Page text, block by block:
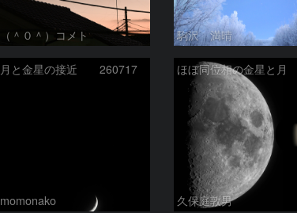
（＾０＾）コメト 駒沢 満晴
月と金星の接近 260717
momonako
ほぼ同位相の金星と月
久保庭敦男